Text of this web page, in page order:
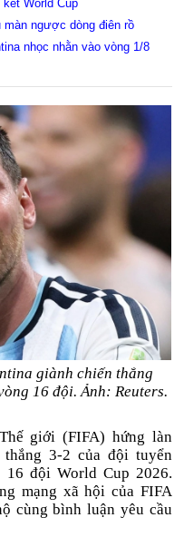
World Cup
màn ngược dòng điên rồ
nhọc nhằn vào vòng 1/8
giành chiến thắng
16 đội. Ảnh: Reuters.
giới (FIFA) hứng làn
3-2 của đội tuyển
đội World Cup 2026.
mạng xã hội của FIFA
cùng bình luận yêu cầu